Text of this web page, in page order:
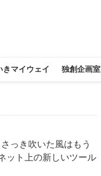
きマイウェイ 独創企画室
っき吹いた風はもう
ット上の新しいツール